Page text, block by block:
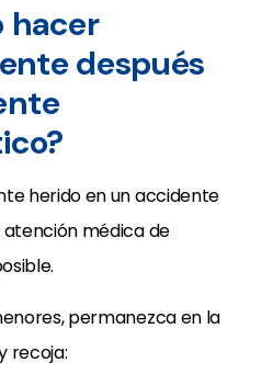
hacer
después
herido en un accidente
médica de
permanezca en la
recoja: